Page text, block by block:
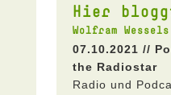
Hier
Wolfram Wessels
07.10.2021 //
the Radiostar
Radio und